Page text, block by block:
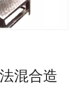
混合造